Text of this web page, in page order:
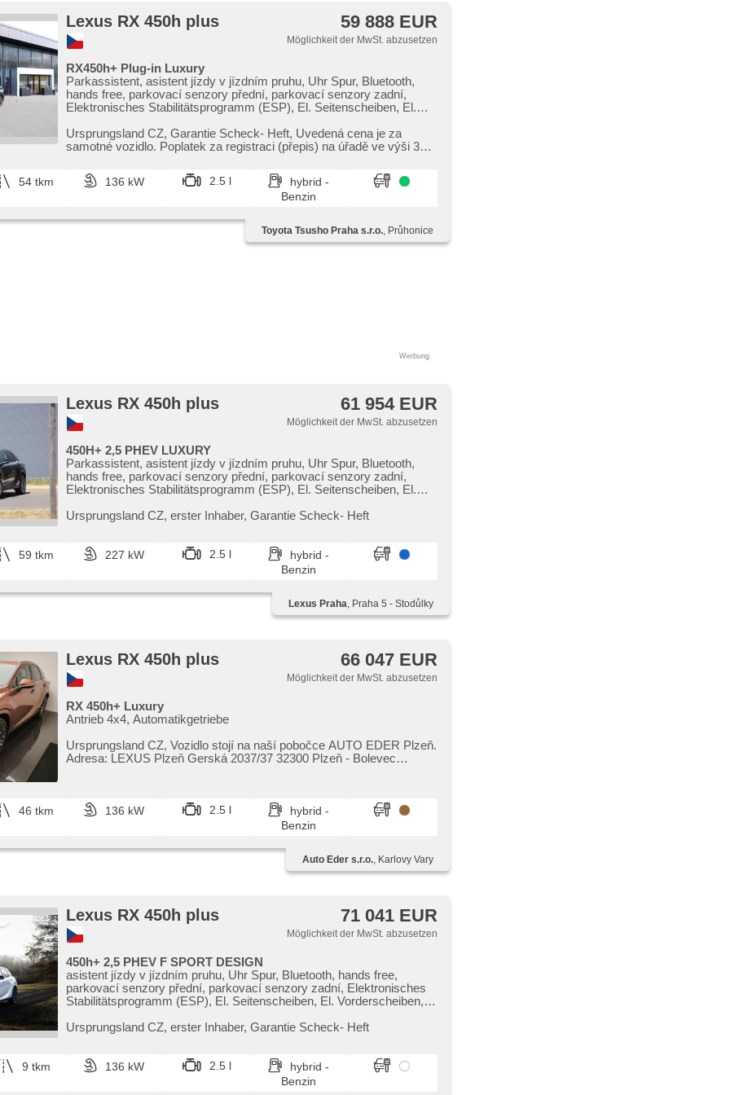
Lexus RX 450h plus 59 888 EUR
Möglichkeit der MwSt. abzusetzen
RX450h+ Plug-in Luxury
Parkassistent, asistent jízdy v jízdním pruhu, Uhr Spur, Bluetooth,
hands free, parkovací senzory přední, parkovací senzory zadní,
Elektronisches Stabilitätsprogramm (ESP), El. Seitenscheiben, El.
Fahrkamera, řazení pádly pod volantem, Navigation, ukazatel
rychlostního limitu (SLIF), beheizte Spiegel, beheizte Sitze, vyhřívaná
Leuchten, Nebelscheinwerfer, Lederpolsterung, Ledersitze, Adaptive
Geschwindigkeitsregelung, Multifunktionslenkrad, Servolenkung,
Reifendrucksensor, odvětrávaná sedadla, ventilovaná zadní sedadla,
Scheinwerferwaschanlagen, Brems-Assistent, asistent rozjezdu do
kopce (HSA), El. einstellbare Sitze, třízónová klimatizace,
Klimaautomatik, Android Auto, Apple CarPlay, Überwachung der
Ursprungsland CZ,​ Garantie Scheck​- Heft,​ Uvedená cena je za
samotné vozidlo. Poplatek za registraci (přepis) na úřadě ve výši 3
54 tkm 136 kW 2.5 l
hybrid -
Benzin
Toyota Tsusho Praha s.r.o., Průhonice
Werbung
Lexus RX 450h plus 61 954 EUR
Möglichkeit der MwSt. abzusetzen
450H+ 2,5 PHEV LUXURY
Parkassistent, asistent jízdy v jízdním pruhu, Uhr Spur, Bluetooth,
hands free, parkovací senzory přední, parkovací senzory zadní,
Elektronisches Stabilitätsprogramm (ESP), El. Seitenscheiben, El.
display, isofix, Fahrkamera, řazení pádly pod volantem, Navigation,
Lederpolsterung, Ledersitze, Adaptive Geschwindigkeitsregelung,
Multifunktionslenkrad, Servolenkung, Reifendrucksensor, odvětrávaná
Leuchte, El. Klappspiegel, paměť nastavení sedadla řidiče,
Scheinwerferwaschanlagen, Brems-Assistent, asistent rozjezdu do
kopce (HSA), volba jízdního režimu, třízónová klimatizace,
bezklíčové odemykání, Notbremsung (PEBS), elektronická ruční
brzda, 360° monitorovací systém (AVM), zadní loketní opěrka,
asistent změny jízdního pruhu, LED denní svícení, asistent jízdy v
Ursprungsland CZ,​ erster Inhaber,​ Garantie Scheck​- Heft
59 tkm 227 kW 2.5 l
hybrid -
Benzin
Lexus Praha, Praha 5 - Stodůlky
Lexus RX 450h plus 66 047 EUR
Möglichkeit der MwSt. abzusetzen
RX 450h+ Luxury
Antrieb 4x4, Automatikgetriebe
Ursprungsland CZ,​ Vozidlo stojí na naší pobočce AUTO EDER Plzeň.
Adresa: LEXUS Plzeň Gerská 2037/37 32300 Plzeň ​- Bolevec
46 tkm 136 kW 2.5 l
hybrid -
Benzin
Auto Eder s.r.o., Karlovy Vary
Lexus RX 450h plus 71 041 EUR
Möglichkeit der MwSt. abzusetzen
450h+ 2,5 PHEV F SPORT DESIGN
asistent jízdy v jízdním pruhu, Uhr Spur, Bluetooth, hands free,
parkovací senzory přední, parkovací senzory zadní, Elektronisches
Stabilitätsprogramm (ESP), El. Seitenscheiben, El. Vorderscheiben,
pádly pod volantem, Navigation, beheizte Spiegel, beheizte Sitze,
Geschwindigkeitsregelung, Multifunktionslenkrad, Servolenkung,
Reifendrucksensor, odvětrávaná sedadla, beheizte Lenkrad, Heck
Ursprungsland CZ,​ erster Inhaber,​ Garantie Scheck​- Heft
9 tkm 136 kW 2.5 l
hybrid -
Benzin